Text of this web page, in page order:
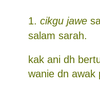
cikgu jawe
salam sarah.
kak ani dh
wanie dn awak